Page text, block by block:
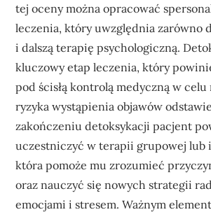
tej oceny można opracować
leczenia, który uwzględnia zarówno
i dalszą terapię psychologiczną.
kluczowy etap leczenia, który
pod ścisłą kontrolą medyczną w
ryzyka wystąpienia objawów
zakończeniu detoksykacji pacjent
uczestniczyć w terapii grupowej lub
która pomoże mu zrozumieć
oraz nauczyć się nowych strategii
emocjami i stresem. Ważnym